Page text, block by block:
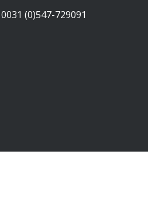
(0)547-729091